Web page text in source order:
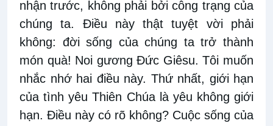
nhận trước, không phải bởi công trạng của
chúng ta. Điều này thật tuyệt vời phải
không: đời sống của chúng ta trở thành
món quà! Noi gương Đức Giêsu. Tôi muốn
nhắc nhớ hai điều này. Thứ nhất, giới hạn
của tình yêu Thiên Chúa là yêu không giới
hạn. Điều này có rõ không? Cuộc sống của